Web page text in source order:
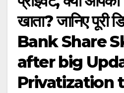
खाता? जानिए पूरी
Bank Share
after big
Privatization